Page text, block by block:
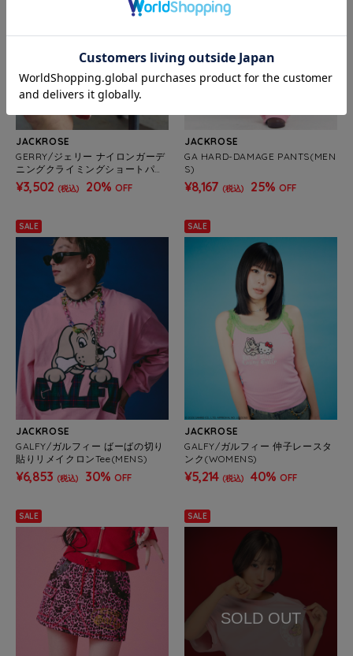
JACKROSE
GERRY/ジェリー ナイロンガーデ
ニングクライミングショートパン
ツ(MENS)
¥3,502 (税込) 20% OFF
JACKROSE
GA HARD-DAMAGE PANTS(MEN
S)
¥8,167 (税込) 25% OFF
SALE
JACKROSE
GALFY/ガルフィー ばーばの切り
貼りリメイクロンTee(MENS)
¥6,853 (税込) 30% OFF
SALE
JACKROSE
GALFY/ガルフィー 仲子レースタ
ンク(WOMENS)
¥5,214 (税込) 40% OFF
SALE SALE
SOLD OUT